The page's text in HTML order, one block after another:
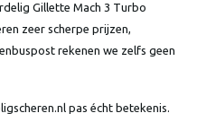
Gillette Mach 3 Turbo
zeer scherpe prijzen,
rekenen we zelfs geen
pas écht betekenis.